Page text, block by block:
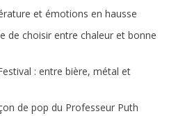
et émotions en hausse
de choisir entre chaleur et bonne
: entre bière, métal et
de pop du Professeur Puth